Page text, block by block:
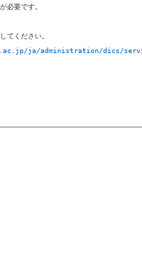
要です。
ja/administration/dics/